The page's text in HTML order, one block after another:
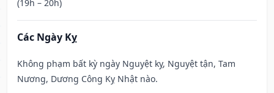
(19h – 20h)
Các Ngày Kỵ
Không phạm bất kỳ ngày Nguyệt kỵ, Nguyệt tận, Tam
Nương, Dương Công Kỵ Nhật nào.